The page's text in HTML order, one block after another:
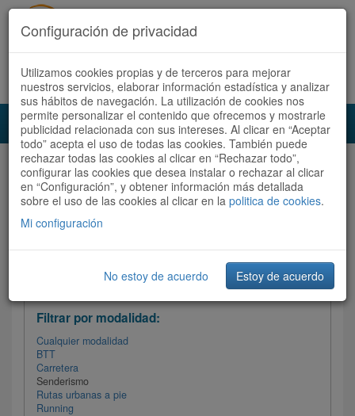
Acceder Registrate ahora Español | Català
Audioruta Todas las rutas
Todas las rutas Ordenar por:Más recientes
Filtrar las rutas
Filtrar por modalidad:
Cualquier modalidad
BTT
Carretera
Senderismo
Rutas urbanas a pie
Running
Configuración de privacidad
Utilizamos cookies propias y de terceros para mejorar
nuestros servicios, elaborar información estadística y analizar
sus hábitos de navegación. La utilización de cookies nos
permite personalizar el contenido que ofrecemos y mostrarle
publicidad relacionada con sus intereses. Al clicar en “Aceptar
todo” acepta el uso de todas las cookies. También puede
rechazar todas las cookies al clicar en “Rechazar todo”,
configurar las cookies que desea instalar o rechazar al clicar
en “Configuración”, y obtener información más detallada
sobre el uso de las cookies al clicar en la politica de cookies.
Mi configuración
No estoy de acuerdo Estoy de acuerdo